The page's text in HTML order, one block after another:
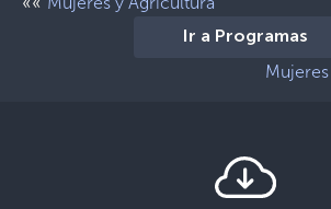
Ir a Programas